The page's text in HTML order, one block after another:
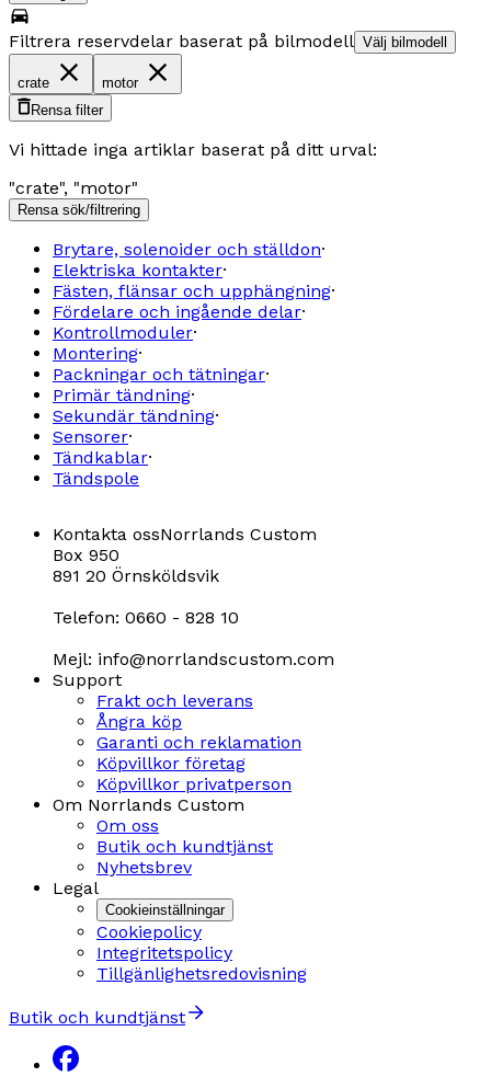
Filtrera reservdelar baserat på bilmodell Välj bilmodell
crate
motor
Rensa filter
Vi hittade inga artiklar baserat på ditt urval:
"crate", "motor"
Rensa sök/filtrering
Brytare, solenoider och ställdon·
Elektriska kontakter·
Fästen, flänsar och upphängning·
Fördelare och ingående delar·
Kontrollmoduler·
Montering·
Packningar och tätningar·
Primär tändning·
Sekundär tändning·
Sensorer·
Tändkablar·
Tändspole
Kontakta ossNorrlands Custom
Box 950
891 20 Örnsköldsvik
Telefon: 0660 - 828 10
Mejl: info@norrlandscustom.com
Support
Frakt och leverans
Ångra köp
Garanti och reklamation
Köpvillkor företag
Köpvillkor privatperson
Om Norrlands Custom
Om oss
Butik och kundtjänst
Nyhetsbrev
Legal
Cookieinställningar
Cookiepolicy
Integritetspolicy
Tillgänlighetsredovisning
Butik och kundtjänst